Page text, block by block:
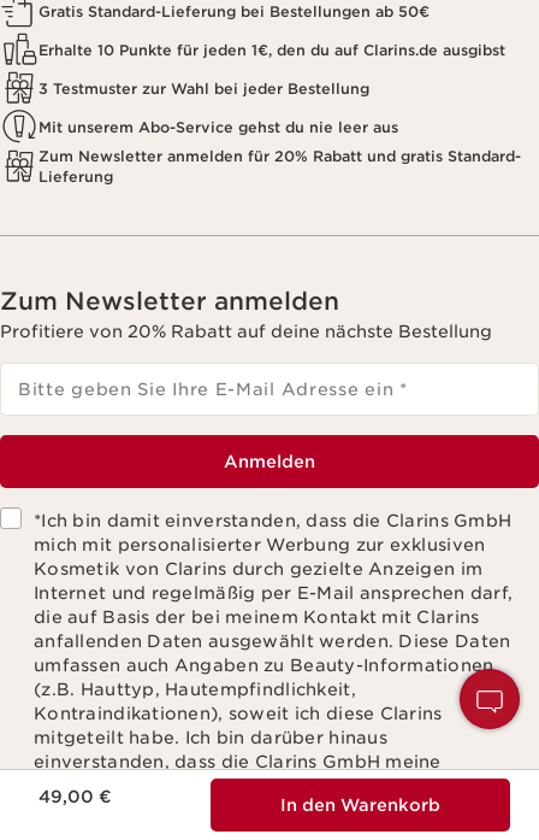
49,00 € In den Warenkorb
Gratis Standard-Lieferung bei Bestellungen ab 50€
Erhalte 10 Punkte für jeden 1€, den du auf Clarins.de ausgibst
3 Testmuster zur Wahl bei jeder Bestellung
Mit unserem Abo-Service gehst du nie leer aus
Zum Newsletter anmelden für 20% Rabatt und gratis Standard-
Lieferung
Zum Newsletter anmelden
Profitiere von 20% Rabatt auf deine nächste Bestellung
Bitte geben Sie Ihre E-Mail Adresse ein *
Anmelden
*Ich bin damit einverstanden, dass die Clarins GmbH
mich mit personalisierter Werbung zur exklusiven
Kosmetik von Clarins durch gezielte Anzeigen im
Internet und regelmäßig per E-Mail ansprechen darf,
die auf Basis der bei meinem Kontakt mit Clarins
anfallenden Daten ausgewählt werden. Diese Daten
umfassen auch Angaben zu Beauty-Informationen
(z.B. Hauttyp, Hautempfindlichkeit,
Kontraindikationen), soweit ich diese Clarins
mitgeteilt habe. Ich bin darüber hinaus
einverstanden, dass die Clarins GmbH meine
Nutzung des Newsletters (z.B. das Öffnen und Lesen
der E-Mails) erfassen und zu statistischen Zwecken
auswerten darf. Einzelheiten finde ich in den